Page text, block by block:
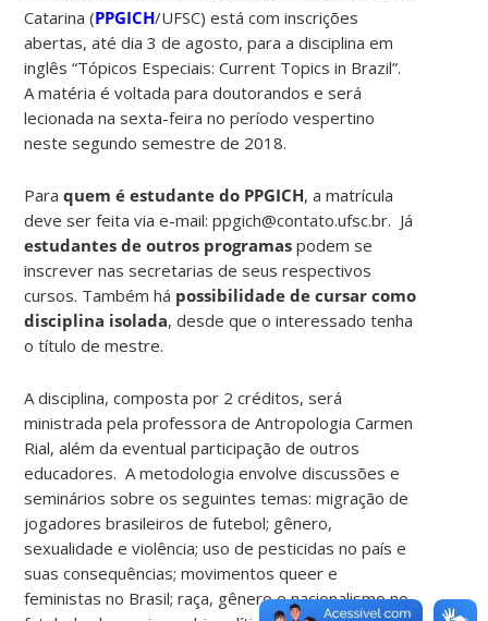
Catarina (PPGICH/UFSC) está com inscrições
abertas, até dia 3 de agosto, para a disciplina em
inglês “Tópicos Especiais: Current Topics in Brazil”.
A matéria é voltada para doutorandos e será
lecionada na sexta-feira no período vespertino
neste segundo semestre de 2018.
Paraquem é estudante do PPGICH, a matrícula
deve ser feita via e-mail: ppgich@contato.ufsc.br. Já
estudantes de outros programas podem se
inscrever nas secretarias de seus respectivos
cursos. Também há possibilidade de cursar como
disciplina isolada, desde que o interessado tenha
o título de mestre.
A disciplina, composta por 2 créditos, será
ministrada pela professora de Antropologia Carmen
Rial, além da eventual participação de outros
educadores. A metodologia envolve discussões e
seminários sobre os seguintes temas: migração de
jogadores brasileiros de futebol; gênero,
sexualidade e violência; uso de pesticidas no país e
suas consequências; movimentos queer e
feministas no Brasil; raça, gênero e nacionalismo no